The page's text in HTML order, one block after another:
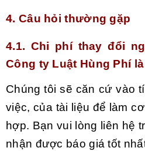
4. Câu hỏi thường gặp
4.1. Chi phí thay đổi
Công ty Luật Hùng Phí
Chúng tôi sẽ căn cứ vào
việc, của tài liệu để làm
hợp. Bạn vui lòng liên hệ
nhận được báo giá tốt